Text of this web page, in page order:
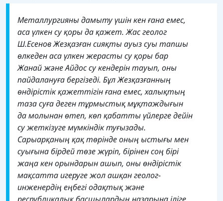
Металлургияны дамыту үшін кен ғана емес,
аса үлкен су қоры да қажет. Жас геолог
Ш.Есенов Жезқазған сияқты ауыз суы тапшы
өлкеден аса үлкен жерасты су қоры бар
Жанай және Айдос су кендерін тауып, оны
пайдалануға бергізеді. Бұл Жезқазғанның
өндірістік қажеттігін ғана емес, халықтың
таза суға деген тұрмыстық мұқтаждығын
да молынан өтеп, көп қабатты үйлерге дейін
су жеткізуге мүмкіндік туғызады.
Сарыарқаның қақ төрінде оның ыстығы мен
суығына бірдей төзе жүріп, бірінен соң бірі
жаңа кен орындарын ашып, оны өндірістік
мақсатта игеруге жол ашқан геолог-
инженердің еңбегі одақтық және